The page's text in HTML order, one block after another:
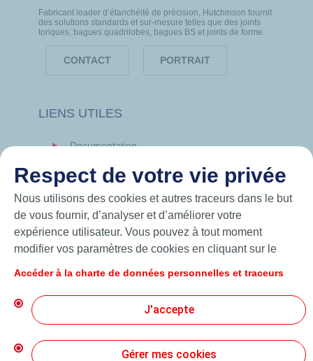
Fabricant leader d’étanchéité de précision, Hutchinson fournit
des solutions standards et sur-mesure telles que des joints
toriques, bagues quadrilobes, bagues BS et joints de forme.
CONTACT PORTRAIT
LIENS UTILES
Documentation
Hutchinson.com
© 2026 Hutchinson Precision Sealing Systems
Respect de votre vie privée
Nous utilisons des cookies et autres traceurs dans le but
de vous fournir, d’analyser et d’améliorer votre
expérience utilisateur. Vous pouvez à tout moment
modifier vos paramètres de cookies en cliquant sur le
« J’accepte », vous acceptez le dépôt de l’ensemble des
cookies. Dans le cas où vous cliquez sur « Je refuse »,
seuls les cookies techniques nécessaires au bon
d’informations, vous pouvez consulter la page « Charte
Accéder à la charte de données personnelles et traceurs
J'accepte
Gérer mes cookies